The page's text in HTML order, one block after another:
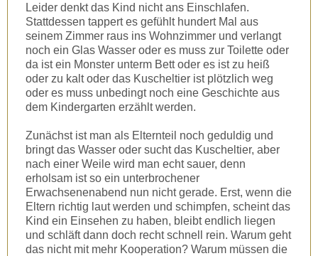
Leider denkt das Kind nicht ans Einschlafen.
Stattdessen tappert es gefühlt hundert Mal aus
seinem Zimmer raus ins Wohnzimmer und verlangt
noch ein Glas Wasser oder es muss zur Toilette oder
da ist ein Monster unterm Bett oder es ist zu heiß
oder zu kalt oder das Kuscheltier ist plötzlich weg
oder es muss unbedingt noch eine Geschichte aus
dem Kindergarten erzählt werden.
Zunächst ist man als Elternteil noch geduldig und
bringt das Wasser oder sucht das Kuscheltier, aber
nach einer Weile wird man echt sauer, denn
erholsam ist so ein unterbrochener
Erwachsenenabend nun nicht gerade. Erst, wenn die
Eltern richtig laut werden und schimpfen, scheint das
Kind ein Einsehen zu haben, bleibt endlich liegen
und schläft dann doch recht schnell rein. Warum geht
das nicht mit mehr Kooperation? Warum müssen die